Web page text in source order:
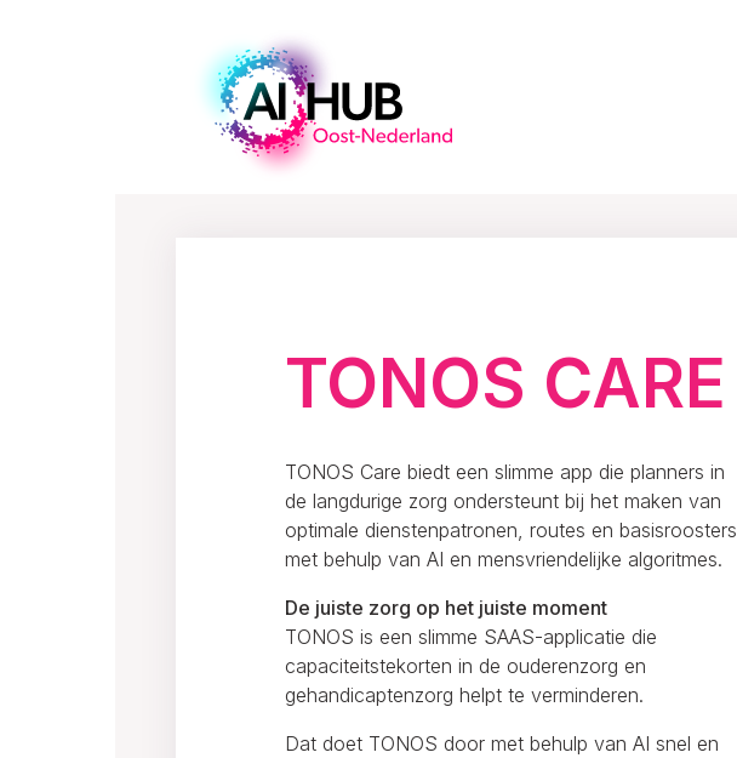
Home Innoveren Ons netwerk
TONOS CARE
TONOS Care biedt een slimme app die planners in
de langdurige zorg ondersteunt bij het maken van
optimale dienstenpatronen, routes en basisroosters
met behulp van AI en mensvriendelijke algoritmes.
De juiste zorg op het juiste moment
TONOS is een slimme SAAS-applicatie die
capaciteitstekorten in de ouderenzorg en
gehandicaptenzorg helpt te verminderen.
Dat doet TONOS door met behulp van AI snel en